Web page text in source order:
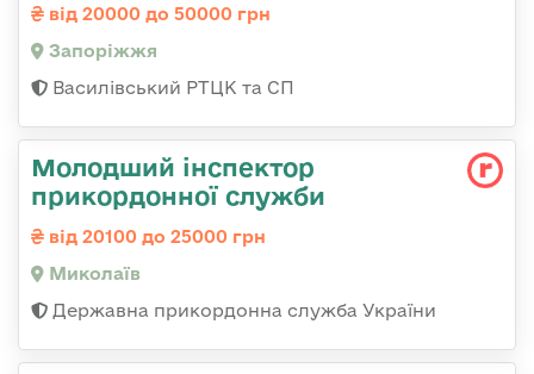
від 20000 до 50000 грн
Запоріжжя
Василівський РТЦК та СП
Молодший інспектор
прикордонної служби
від 20100 до 25000 грн
Миколаїв
Державна прикордонна служба України